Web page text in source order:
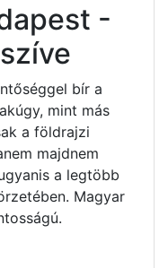
-
bír a
mint más
a földrajzi
majdnem
a legtöbb
Magyar